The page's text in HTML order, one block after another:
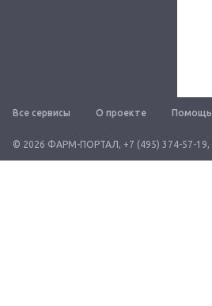
Все сервисы О проекте Помощь
© 2026 ФАРМ-ПОРТАЛ, +7 (495) 374-57-19,